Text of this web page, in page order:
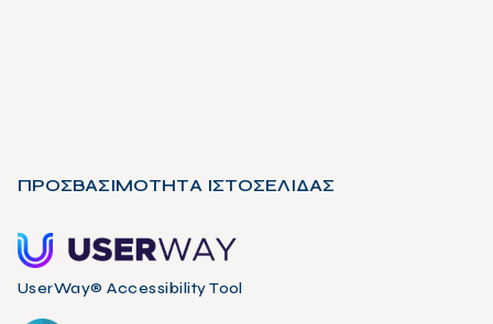
ΠΡΟΣΒΑΣΙΜΟΤΗΤΑ ΙΣΤΟΣΕΛΙΔΑΣ
UserWay® Accessibility Tool